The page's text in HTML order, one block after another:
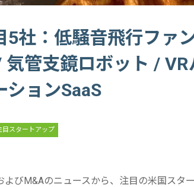
5社：低騒音飛行ファ
管支鏡ロボット /
ションSaaS
目スタートアップ
よびM&Aのニュースから、注目の米国スタ